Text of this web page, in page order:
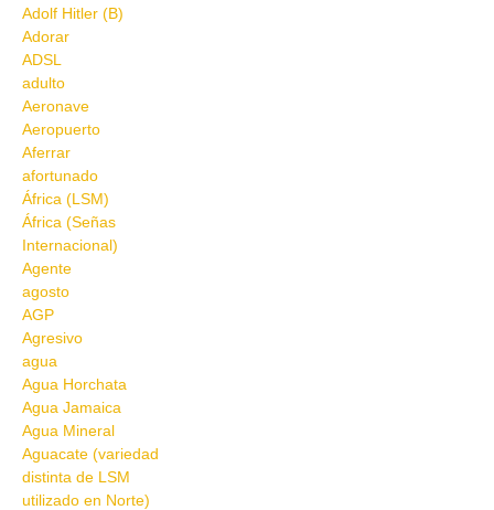
Adolf Hitler (B)
Adorar
ADSL
adulto
Aeronave
Aeropuerto
Aferrar
afortunado
África (LSM)
África (Señas
Internacional)
Agente
agosto
AGP
Agresivo
agua
Agua Horchata
Agua Jamaica
Agua Mineral
Aguacate (variedad
distinta de LSM
utilizado en Norte)